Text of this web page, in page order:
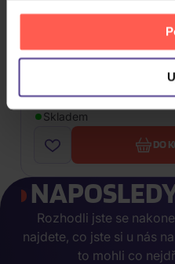
Anděl Páně 2
Skladem
DO
Rozhodli jste se
najdete, co jste si u nás
to mohli co